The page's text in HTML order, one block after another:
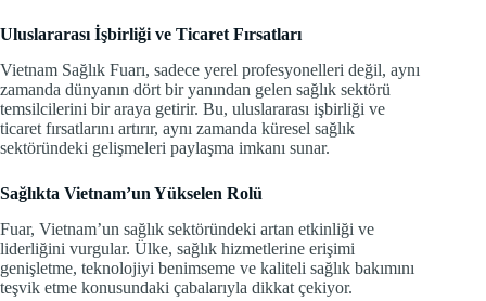
Uluslararası İşbirliği ve Ticaret Fırsatları
Vietnam Sağlık Fuarı, sadece yerel profesyonelleri değil, aynı
zamanda dünyanın dört bir yanından gelen sağlık sektörü
temsilcilerini bir araya getirir. Bu, uluslararası işbirliği ve
ticaret fırsatlarını artırır, aynı zamanda küresel sağlık
sektöründeki gelişmeleri paylaşma imkanı sunar.
Sağlıkta Vietnam’un Yükselen Rolü
Fuar, Vietnam’un sağlık sektöründeki artan etkinliği ve
liderliğini vurgular. Ülke, sağlık hizmetlerine erişimi
genişletme, teknolojiyi benimseme ve kaliteli sağlık bakımını
teşvik etme konusundaki çabalarıyla dikkat çekiyor.